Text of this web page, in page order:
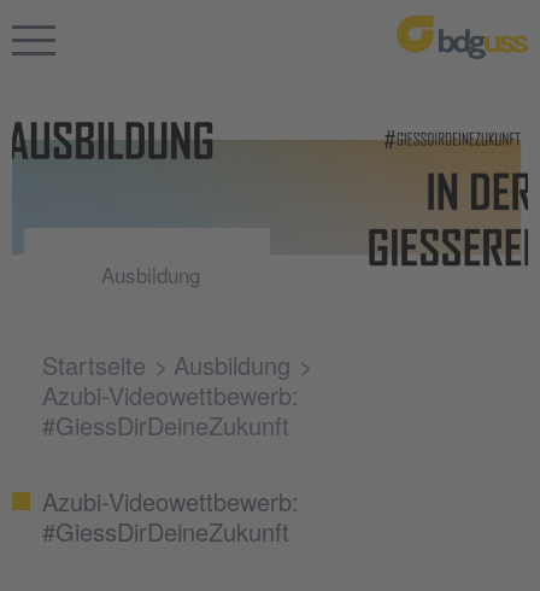
Ausbildung
Startseite
Ausbildung
Azubi-Videowettbewerb:
#GiessDirDeineZukunft
Azubi-Videowettbewerb:
#GiessDirDeineZukunft